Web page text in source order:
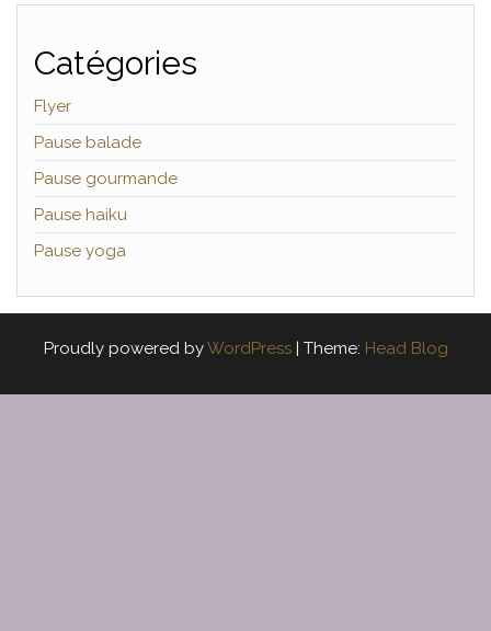
Catégories
Flyer
Pause balade
Pause gourmande
Pause haiku
Pause yoga
Proudly powered byWordPress | Theme: Head Blog